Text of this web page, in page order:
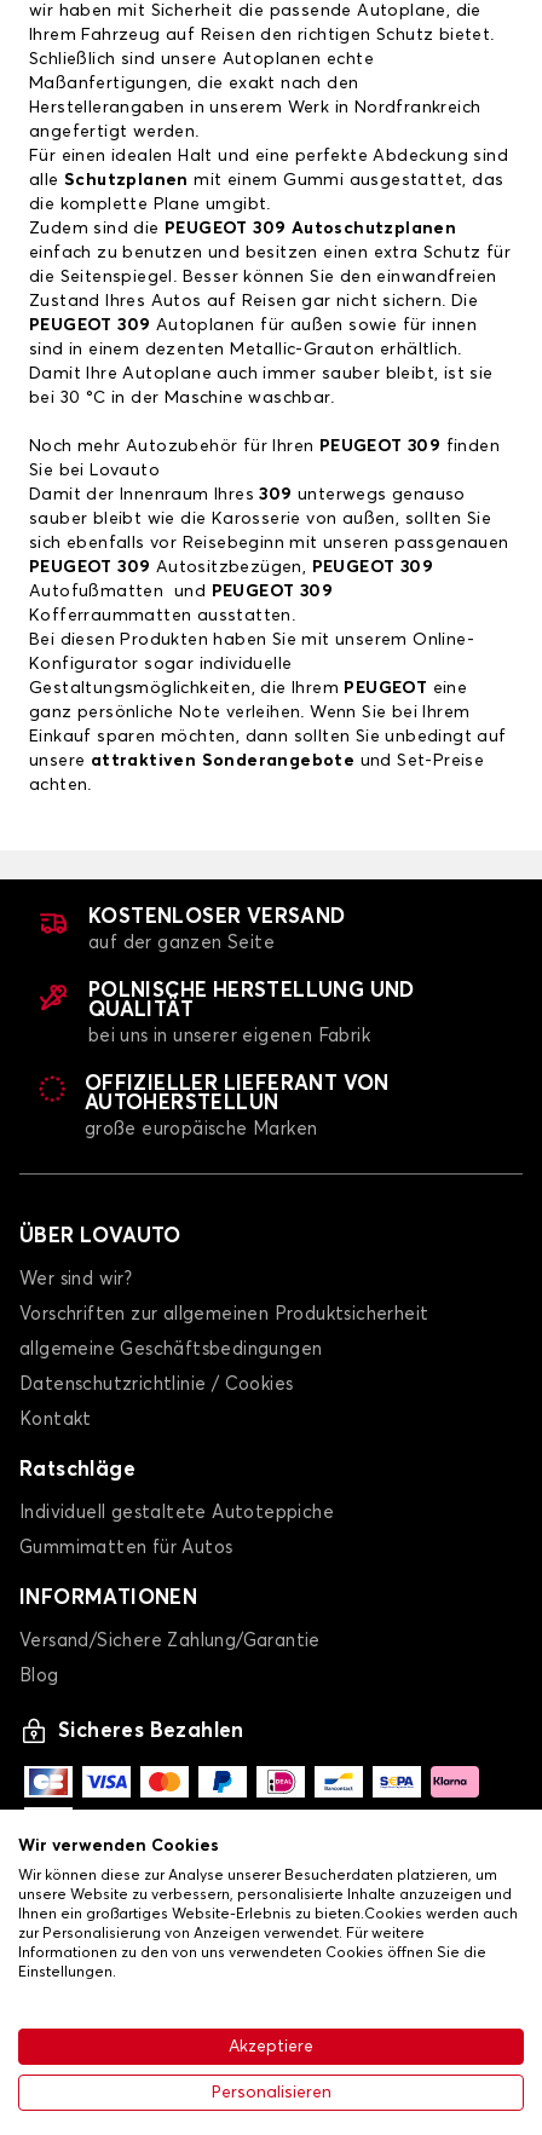
64,46 €
-35% 99,16 €
In den Warenkorb
wir haben mit Sicherheit die passende Autoplane, die
Ihrem Fahrzeug auf Reisen den richtigen Schutz bietet.
Schließlich sind unsere Autoplanen echte
Maßanfertigungen, die exakt nach den
Herstellerangaben in unserem Werk in Nordfrankreich
angefertigt werden.
Für einen idealen Halt und eine perfekte Abdeckung sind
alle Schutzplanen mit einem Gummi ausgestattet, das
die komplette Plane umgibt.
Zudem sind die PEUGEOT 309 Autoschutzplanen
einfach zu benutzen und besitzen einen extra Schutz für
die Seitenspiegel. Besser können Sie den einwandfreien
Zustand Ihres Autos auf Reisen gar nicht sichern. Die
PEUGEOT 309 Autoplanen für außen sowie für innen
sind in einem dezenten Metallic-Grauton erhältlich.
Damit Ihre Autoplane auch immer sauber bleibt, ist sie
bei 30 °C in der Maschine waschbar.
Noch mehr Autozubehör für Ihren PEUGEOT 309 finden
Sie bei Lovauto
Damit der Innenraum Ihres309unterwegs genauso
sauber bleibt wie die Karosserie von außen, sollten Sie
sich ebenfalls vor Reisebeginn mit unseren passgenauen
PEUGEOT 309 Autositzbezügen, PEUGEOT 309
Autofußmatten und
PEUGEOT 309
Kofferraummatten ausstatten.
Bei diesen Produkten haben Sie mit unserem Online-
Konfigurator sogar individuelle
Gestaltungsmöglichkeiten, die Ihrem PEUGEOT eine
ganz persönliche Note verleihen. Wenn Sie bei Ihrem
Einkauf sparen möchten, dann sollten Sie unbedingt auf
unsere attraktiven Sonderangebote und Set-Preise
achten.
KOSTENLOSER VERSAND
auf der ganzen Seite
POLNISCHE HERSTELLUNG UND
QUALITÄT
bei uns in unserer eigenen Fabrik
OFFIZIELLER LIEFERANT VON
AUTOHERSTELLUN
große europäische Marken
ÜBER LOVAUTO
Wer sind wir?
Vorschriften zur allgemeinen Produktsicherheit
allgemeine Geschäftsbedingungen
Datenschutzrichtlinie / Cookies
Kontakt
Ratschläge
Individuell gestaltete Autoteppiche
Gummimatten für Autos
INFORMATIONEN
Versand/Sichere Zahlung/Garantie
Blog
Sicheres Bezahlen
Allgemeine Verkaufsbedingungen•
Datenschutz- und Cookie-Richtlinie•Livraison
Wir verwenden Cookies
Wir können diese zur Analyse unserer Besucherdaten platzieren, um
unsere Website zu verbessern, personalisierte Inhalte anzuzeigen und
Ihnen ein großartiges Website-Erlebnis zu bieten.Cookies werden auch
zur Personalisierung von Anzeigen verwendet. Für weitere
Informationen zu den von uns verwendeten Cookies öffnen Sie die
Einstellungen.
Akzeptiere
Personalisieren